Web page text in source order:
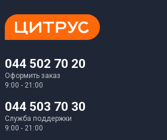
044 502 70 20
Оформить заказ
9:00 - 21:00
044 503 70 30
Служба поддержки
9:00 - 21:00